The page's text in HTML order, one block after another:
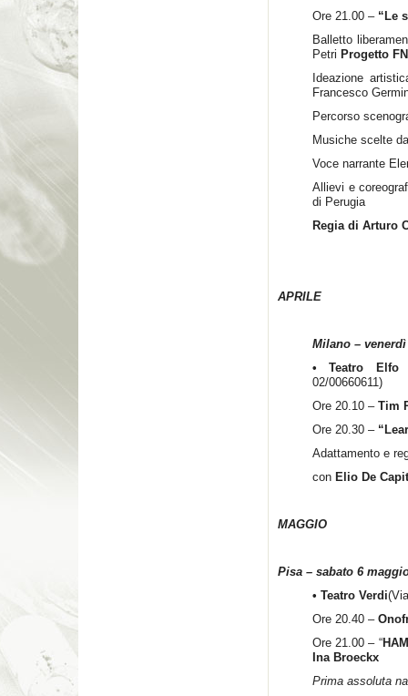
Ore 21.00 – “Le
Balletto
Petri Progetto
Ideazione
Francesco
Percorso
Musiche scelte
Voce narrante
Allievi e
di Perugia
Regia di Arturo
APRILE
Milano –
• Teatro Elfo
02/00660611)
Ore 20.10 – Tim
Ore 20.30 –
Adattamento e
con Elio De
MAGGIO
Pisa – sabato 6
• Teatro Verdi
Ore 20.40 –
Ore 21.00 – “
Ina Broeckx
Prima assoluta